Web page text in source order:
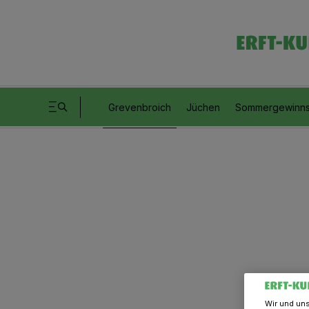
Grevenbroich Jüchen
Wir und